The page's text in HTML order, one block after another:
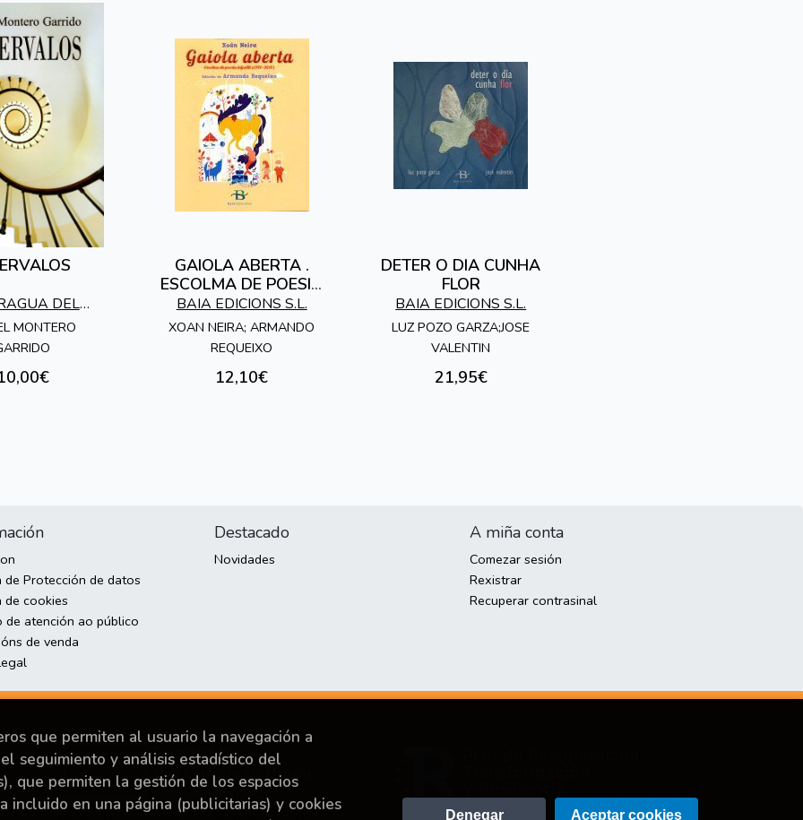
DEL
MONTERO
GAIOLA ABERTA .
ESCOLMA DE POESIA
INFANTIL (1997-
2017)
BAIA EDICIONS S.L.
XOAN NEIRA; ARMANDO
REQUEIXO
12,10€
DETER O DIA CUNHA
FLOR
BAIA EDICIONS S.L.
LUZ POZO GARZA;JOSE
VALENTIN
21,95€
de Protección de datos
de cookies
de atención ao público
de venda
Destacado
Novidades
A miña conta
Comezar sesión
Rexistrar
Recuperar contrasinal
que permiten al usuario la navegación a
seguimiento y análisis estadístico del
que permiten la gestión de los espacios
incluido en una página (publicitarias) y cookies
Denegar Aceptar cookies